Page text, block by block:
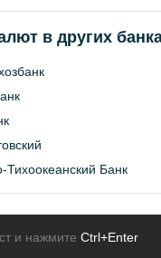
в других
Тихоокеанский Банк
и нажмите Ctrl+Enter